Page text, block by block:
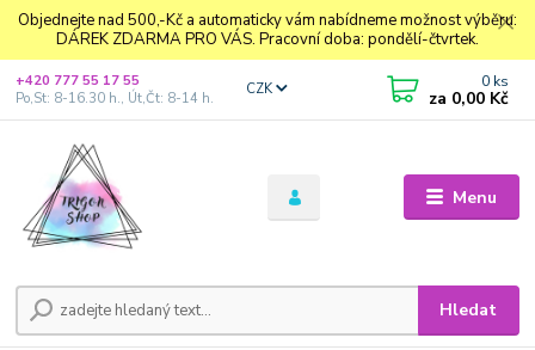
Objednejte nad 500,-Kč a automaticky vám nabídneme možnost výběru:
DÁREK ZDARMA PRO VÁS. Pracovní doba: pondělí-čtvrtek.
Menu
CZK
Hledat
+420 777 55 17 55
Po,St: 8-16.30 h., Út,Čt: 8-14 h.
0 ks
za 0,00 Kč